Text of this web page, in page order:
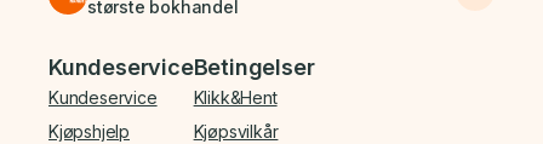
største bokhandel
Bunnmeny
Kundeservice
Kundeservice
Kjøpshjelp
Betingelser
Klikk&Hent
Kjøpsvilkår